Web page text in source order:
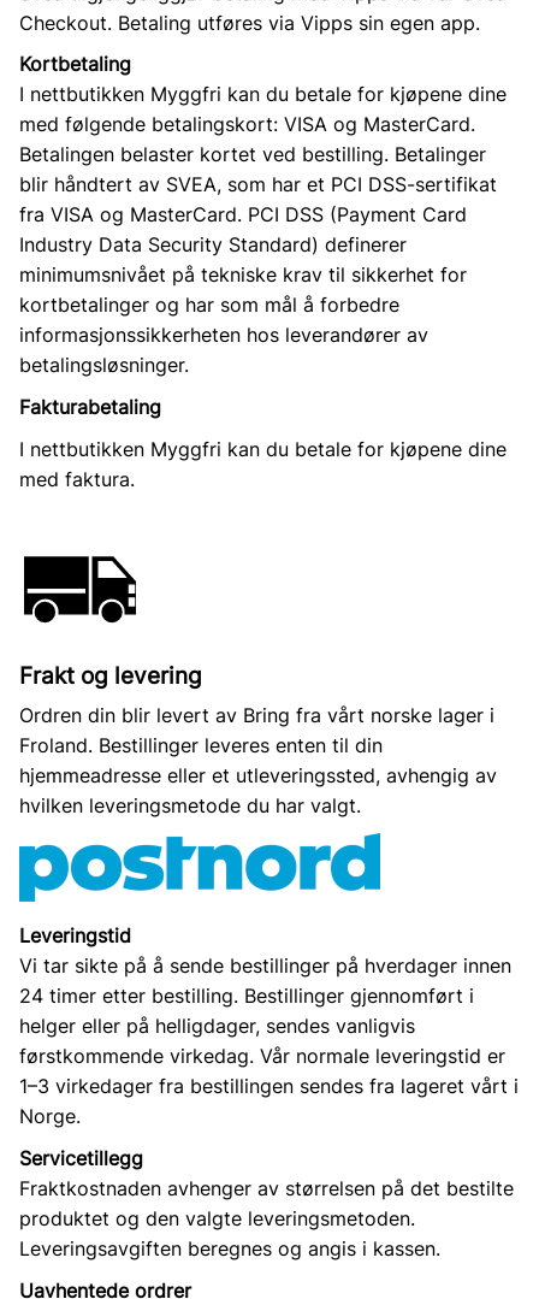
Checkout. Betaling utføres via Vipps sin egen app.
Kortbetaling
I nettbutikken Myggfri kan du betale for kjøpene dine
med følgende betalingskort: VISA og MasterCard.
Betalingen belaster kortet ved bestilling. Betalinger
blir håndtert av SVEA, som har et PCI DSS-sertifikat
fra VISA og MasterCard. PCI DSS (Payment Card
Industry Data Security Standard) definerer
minimumsnivået på tekniske krav til sikkerhet for
kortbetalinger og har som mål å forbedre
informasjonssikkerheten hos leverandører av
betalingsløsninger.
Fakturabetaling
I nettbutikken Myggfri kan du betale for kjøpene dine
med faktura.
Frakt og levering
Ordren din blir levert av Bring fra vårt norske lager i
Froland. Bestillinger leveres enten til din
hjemmeadresse eller et utleveringssted, avhengig av
hvilken leveringsmetode du har valgt.
Leveringstid
Vi tar sikte på å sende bestillinger på hverdager innen
24 timer etter bestilling. Bestillinger gjennomført i
helger eller på helligdager, sendes vanligvis
førstkommende virkedag. Vår normale leveringstid er
1–3 virkedager fra bestillingen sendes fra lageret vårt i
Norge.
Servicetillegg
Fraktkostnaden avhenger av størrelsen på det bestilte
produktet og den valgte leveringsmetoden.
Leveringsavgiften beregnes og angis i kassen.
Uavhentede ordrer